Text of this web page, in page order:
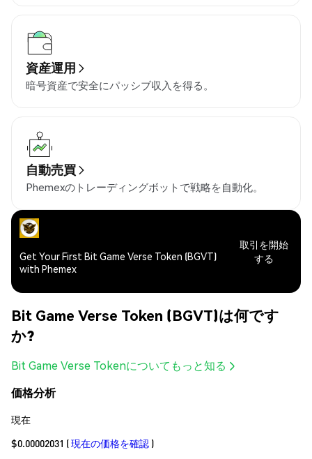
資産運用
暗号資産で安全にパッシブ収入を得る。
自動売買
Phemexのトレーディングボットで戦略を自動化。
Get Your First Bit Game Verse Token (BGVT)
with Phemex
取引を開始
する
Bit Game Verse Token (BGVT)は何です
か?
Bit Game Verse Tokenについてもっと知る
価格分析
現在
$0.00002031 (現在の価格を確認 )